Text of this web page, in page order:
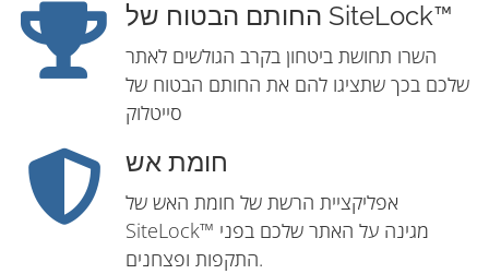
החותם הבטוח של SiteLock™
השרו תחושת ביטחון בקרב הגולשים לאתר
שלכם בכך שתציגו להם את החותם הבטוח של
סייטלוק
חומת אש
אפליקציית הרשת של חומת האש של
SiteLock™ מגינה על האתר שלכם בפני
התקפות ופצחנים.